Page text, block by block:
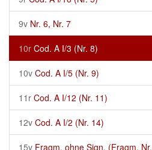
9v Nr. 6, Nr. 7
10r Cod. A I/3 (Nr. 8)
10v Cod. A I/5 (Nr. 9)
11r Cod. A I/12 (Nr. 11)
12v Cod. A I/2 (Nr. 14)
15v Fragm. ohne Sign. (Fragm. Nr.